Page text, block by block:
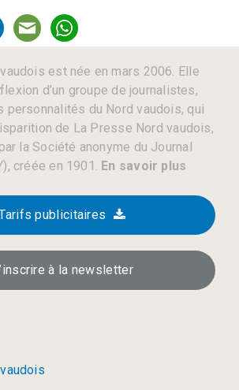
est née en mars 2006. Elle
d’un groupe de journalistes,
personnalités du Nord vaudois, qui
de La Presse Nord vaudois,
la Société anonyme du Journal
créée en 1901. En savoir plus
publicitaires
à la newsletter